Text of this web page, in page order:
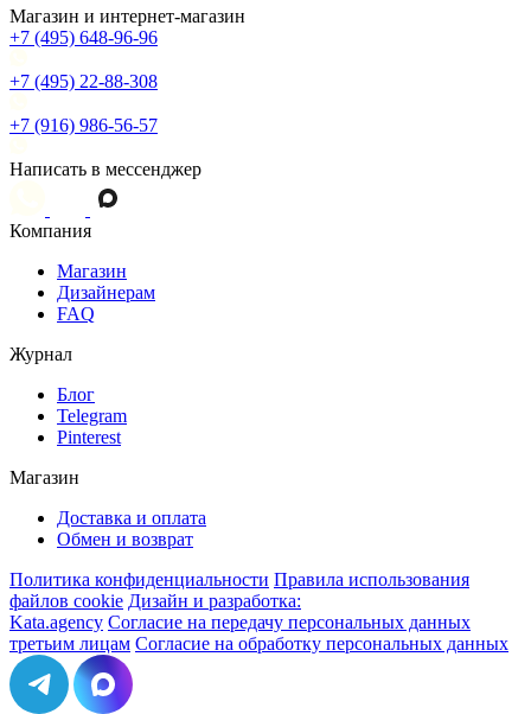
Магазин и интернет-магазин
+7 (495) 648-96-96
+7 (495) 22-88-308
+7 (916) 986-56-57
Написать в мессенджер
Компания
Магазин
Дизайнерам
FAQ
Журнал
Блог
Telegram
Pinterest
Магазин
Доставка и оплата
Обмен и возврат
Политика конфиденциальности Правила использования
файлов cookie Дизайн и разработка:
Kata.agency Согласие на передачу персональных данных
третьим лицам Согласие на обработку персональных данных